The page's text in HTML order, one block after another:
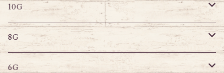
8G
6G
バナナバーベル
鼻ピアス
デザインバーベル
ラブレット
バナナバーベル
へそピアス
ストレートバーベル
デザインバーベル
ラブレット
バナナバーベル
キャプティブリング
ストレートバーベル
ラブレット
10G
キャプティブリング
ストレートバーベル
8G
キャプティブリング
6G